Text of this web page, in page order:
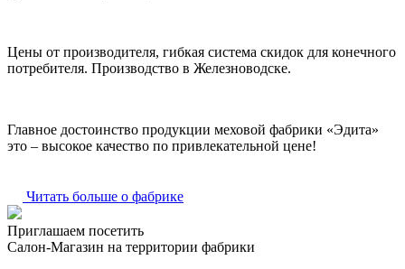
Цены от производителя, гибкая система скидок для конечного
потребителя. Производство в Железноводске.
Главное достоинство продукции меховой фабрики «Эдита»
это – высокое качество по привлекательной цене!
Читать больше о фабрике
Приглашаем посетить
Салон-Магазин на территории фабрики